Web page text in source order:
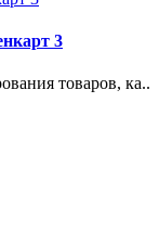
3
товаров, ка..